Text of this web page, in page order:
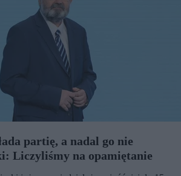
partię, a nadal go nie
Liczyliśmy na opamiętanie